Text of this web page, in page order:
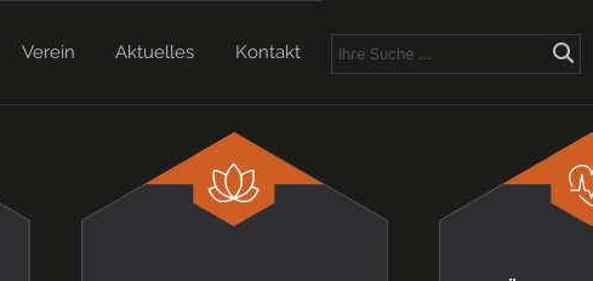
Verein Aktuelles Kontakt